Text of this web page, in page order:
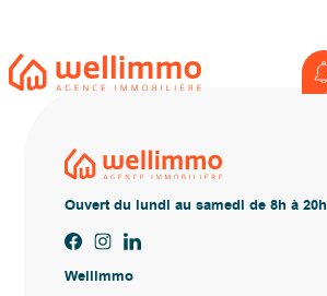
Ouvert du lundi au samedi de 8h à 20h
Wellimmo